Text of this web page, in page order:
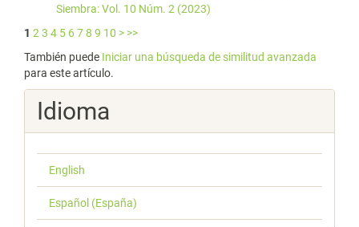
Siembra: Vol. 10 Núm. 2 (2023)
1 2 3 4 5 678 9 10 > >>
También puede Iniciar una búsqueda de similitud avanzada
para este artículo.
Idioma
English
Español (España)